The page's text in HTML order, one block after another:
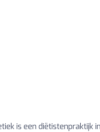
is een diëtistenpraktijk